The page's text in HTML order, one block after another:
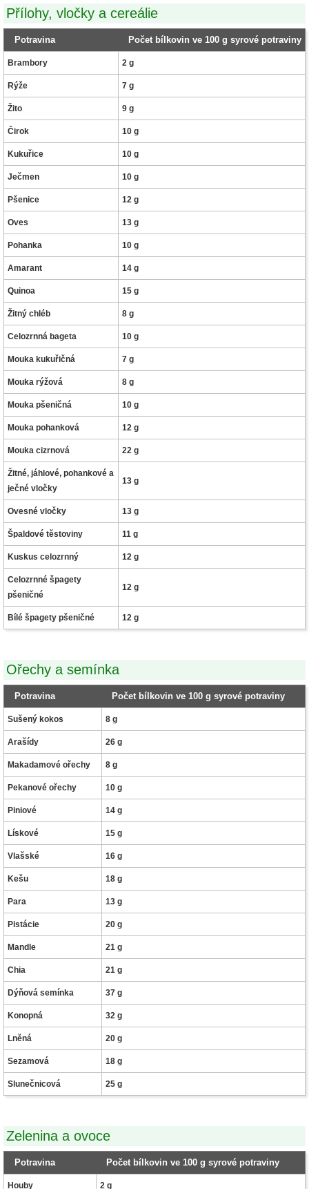
Přílohy, vločky a cereálie
Potravina Počet bílkovin ve 100 g syrové potraviny
Brambory 2 g
Rýže 7 g
Žito 9 g
Čirok 10 g
Kukuřice 10 g
Ječmen 10 g
Pšenice 12 g
Oves 13 g
Pohanka 10 g
Amarant 14 g
Quinoa 15 g
Žitný chléb 8 g
Celozrnná bageta 10 g
Mouka kukuřičná 7 g
Mouka rýžová 8 g
Mouka pšeničná 10 g
Mouka pohanková 12 g
Mouka cizrnová 22 g
Žitné, jáhlové, pohankové a
ječné vločky
13 g
Ovesné vločky 13 g
Špaldové těstoviny 11 g
Kuskus celozrnný 12 g
Celozrnné špagety
pšeničné
12 g
Bílé špagety pšeničné 12 g
Ořechy a semínka
Potravina Počet bílkovin ve 100 g syrové potraviny
Sušený kokos 8 g
Arašídy 26 g
Makadamové ořechy 8 g
Pekanové ořechy 10 g
Piniové 14 g
Lískové 15 g
Vlašské 16 g
Kešu 18 g
Para 13 g
Pistácie 20 g
Mandle 21 g
Chia 21 g
Dýňová semínka 37 g
Konopná 32 g
Lněná 20 g
Sezamová 18 g
Slunečnicová 25 g
Zelenina a ovoce
Potravina Počet bílkovin ve 100 g syrové potraviny
Houby 2 g